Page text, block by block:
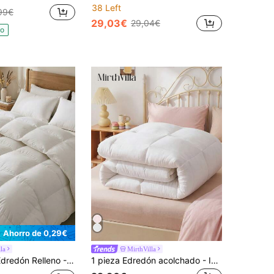
38 Left
29,03€ 29,04€
Ahorro de 0,29€
para Todas las Estaciones, Edredón de Relleno Alternativo al Plumón, Santuario del Hogar
MirthVilla
1 pieza Edredón acolchado - Inserción de edredón para todas las estaciones, alternativa a la pluma, certificado Oeko-Tex